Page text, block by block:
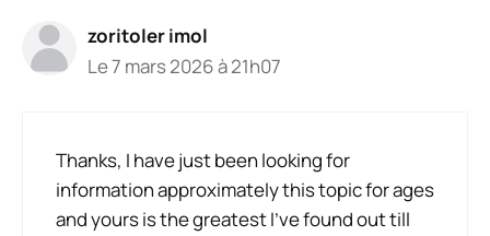
zoritoler imol
Le 7 mars 2026 à 21h07
Thanks, I have just been looking for
information approximately this topic for ages
and yours is the greatest I’ve found out till